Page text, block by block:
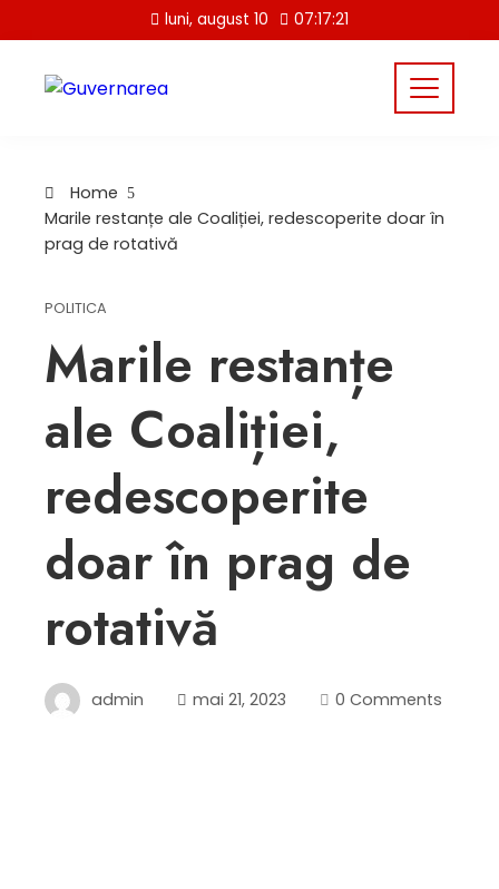
to
content
luni, august 10 07:17:22
Home
Marile restanțe ale Coaliției, redescoperite doar în
prag de rotativă
POLITICA
Marile restanțe
ale Coaliției,
redescoperite
doar în prag de
rotativă
admin mai 21, 2023 0 Comments